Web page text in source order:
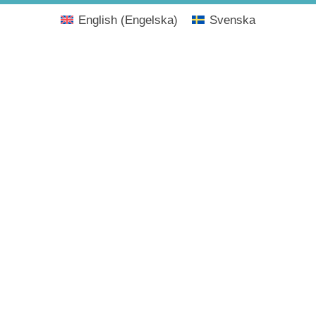
English (Engelska) Svenska